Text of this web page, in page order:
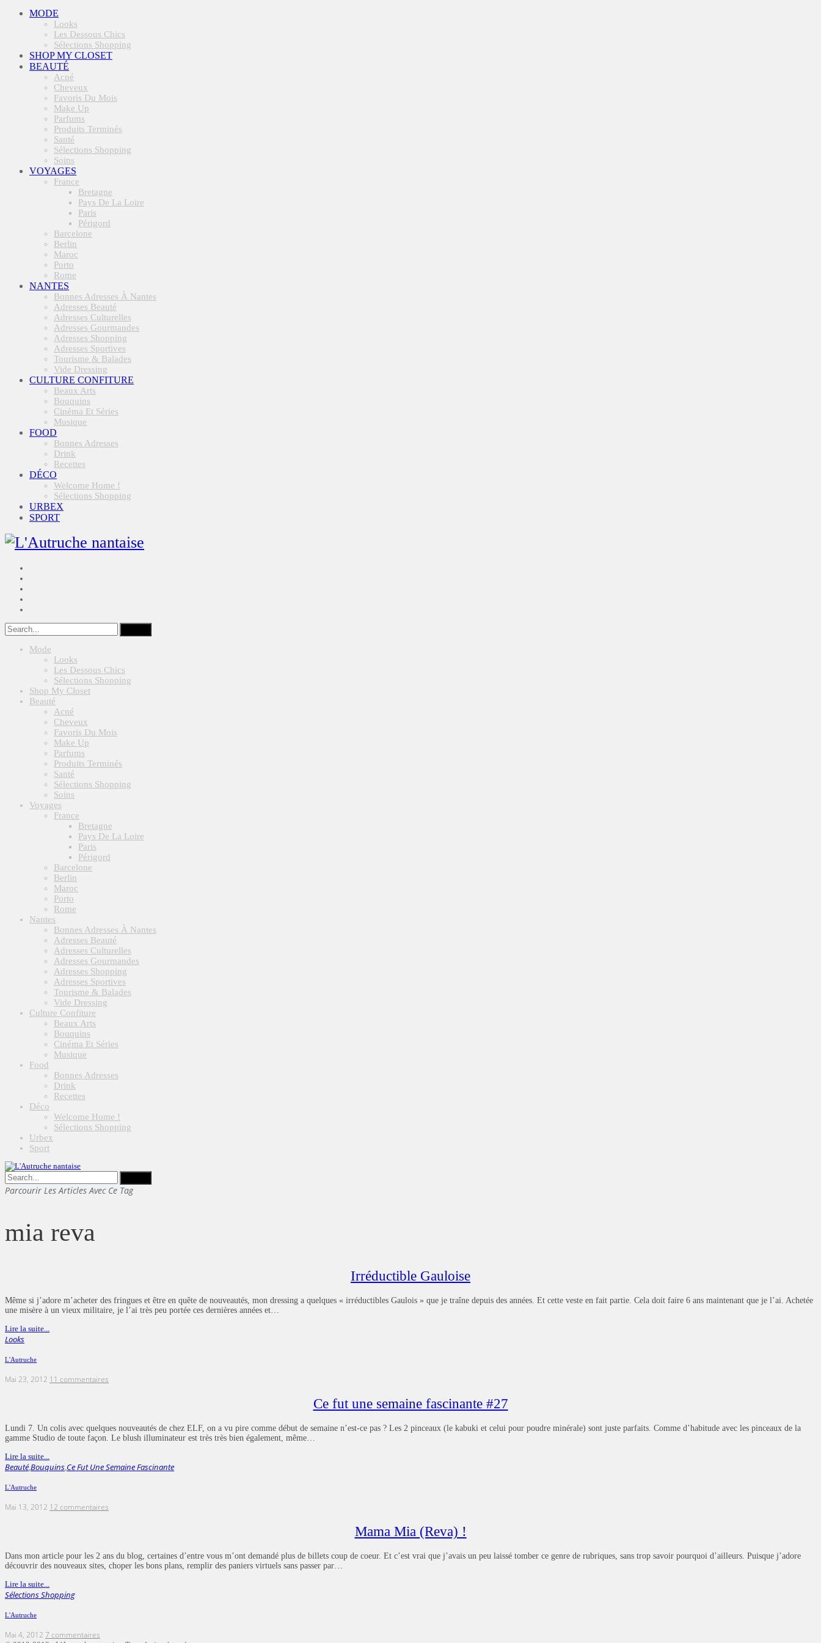
MODE
Looks
Les Dessous Chics
Sélections Shopping
SHOP MY CLOSET
BEAUTÉ
Acné
Cheveux
Favoris Du Mois
Make Up
Parfums
Produits Terminés
Santé
Sélections Shopping
Soins
VOYAGES
France
Bretagne
Pays De La Loire
Paris
Périgord
Barcelone
Berlin
Maroc
Porto
Rome
NANTES
Bonnes Adresses À Nantes
Adresses Beauté
Adresses Culturelles
Adresses Gourmandes
Adresses Shopping
Adresses Sportives
Tourisme & Balades
Vide Dressing
CULTURE CONFITURE
Beaux Arts
Bouquins
Cinéma Et Séries
Musique
FOOD
Bonnes Adresses
Drink
Recettes
DÉCO
Welcome Home !
Sélections Shopping
URBEX
SPORT
Mode
Looks
Les Dessous Chics
Sélections Shopping
Shop My Closet
Beauté
Acné
Cheveux
Favoris Du Mois
Make Up
Parfums
Produits Terminés
Santé
Sélections Shopping
Soins
Voyages
France
Bretagne
Pays De La Loire
Paris
Périgord
Barcelone
Berlin
Maroc
Porto
Rome
Nantes
Bonnes Adresses À Nantes
Adresses Beauté
Adresses Culturelles
Adresses Gourmandes
Adresses Shopping
Adresses Sportives
Tourisme & Balades
Vide Dressing
Culture Confiture
Beaux Arts
Bouquins
Cinéma Et Séries
Musique
Food
Bonnes Adresses
Drink
Recettes
Déco
Welcome Home !
Sélections Shopping
Urbex
Sport
Parcourir Les Articles Avec Ce Tag
mia reva
Irréductible Gauloise
Même si j’adore m’acheter des fringues et être en quête de nouveautés, mon dressing a quelques « irréductibles Gaulois » que je traîne depuis des années. Et cette veste en fait partie. Cela doit faire 6 ans maintenant que je l’ai. Achetée
une misère à un vieux militaire, je l’ai très peu portée ces dernières années et…
Lire la suite...
Looks
L'Autruche
Mai 23, 2012 11 commentaires
Ce fut une semaine fascinante #27
Lundi 7. Un colis avec quelques nouveautés de chez ELF, on a vu pire comme début de semaine n’est-ce pas ? Les 2 pinceaux (le kabuki et celui pour poudre minérale) sont juste parfaits. Comme d’habitude avec les pinceaux de la
gamme Studio de toute façon. Le blush illuminateur est très très bien également, même…
Lire la suite...
Beauté,Bouquins Ce Fut Une Semaine Fascinante
L'Autruche
Mai 13, 2012 12 commentaires
Mama Mia (Reva) !
Dans mon article pour les 2 ans du blog, certaines d’entre vous m’ont demandé plus de billets coup de coeur. Et c’est vrai que j’avais un peu laissé tomber ce genre de rubriques, sans trop savoir pourquoi d’ailleurs. Puisque j’adore
découvrir des nouveaux sites, choper les bons plans, remplir des paniers virtuels sans passer par…
Lire la suite...
Sélections Shopping
L'Autruche
Mai 4, 2012 7 commentaires